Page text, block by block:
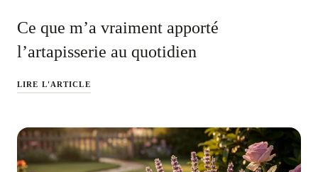
Ce que m’a vraiment apporté
l’artapisserie au quotidien
LIRE L'ARTICLE